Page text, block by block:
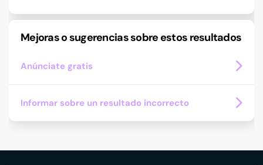
Mejoras o sugerencias sobre estos resultados
Anúnciate gratis
Informar sobre un resultado incorrecto